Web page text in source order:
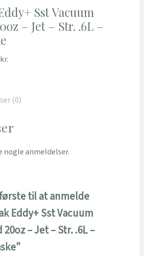
Sst Vacuum
– Jet – Str. .6L –
kr.
(0)
nogle anmeldelser.
til at anmelde
Eddy+ Sst Vacuum
– Jet – Str. .6L –